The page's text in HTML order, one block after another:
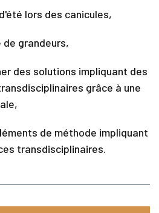
lors des canicules,
de grandeurs,
des solutions impliquant des
grâce à une
de méthode impliquant
transdisciplinaires.